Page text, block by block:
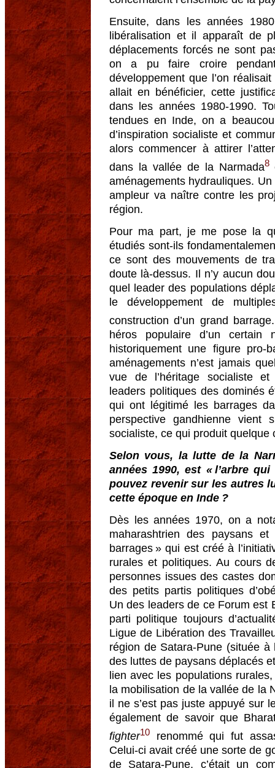
Ensuite, dans les années
libéralisation et il apparaît de
déplacements forcés ne sont
on a pu faire croire
développement que l’on
allait en bénéficier, cette
dans les années 1980-1990.
tendues en Inde, on a
d’inspiration socialiste et
alors commencer à attirer
dans la vallée de la Narmada8
aménagements hydrauliques.
ampleur va naître contre les
région.
Pour ma part, je me pose la
étudiés sont-ils
ce sont des mouvements de
doute là-dessus. Il n’y aucun
quel leader des populations
le développement de
construction d’un grand
héros populaire d’un certain
historiquement une figure pro-
aménagements n’est jamais
vue de l’héritage socialiste
leaders politiques des dominés
qui ont légitimé les barrages
perspective gandhienne vient
socialiste, ce qui produit
Selon vous, la lutte de la
années 1990, est « l’arbre
pouvez revenir sur les autres
cette époque en Inde ?
Dès les années 1970, on a
maharashtrien des paysans
barrages » qui est créé à
rurales et politiques. Au cours
personnes issues des castes
des petits partis politiques
Un des leaders de ce Forum est
parti politique toujours
Ligue de Libération des
région de Satara-Pune (située à
des luttes de paysans déplacés
lien avec les populations
la mobilisation de la vallée de la
il ne s’est pas juste appuyé sur
également de savoir que
fighter10 renommé qui fut
Celui-ci avait créé une sorte de
de Satara-Pune, c’était un